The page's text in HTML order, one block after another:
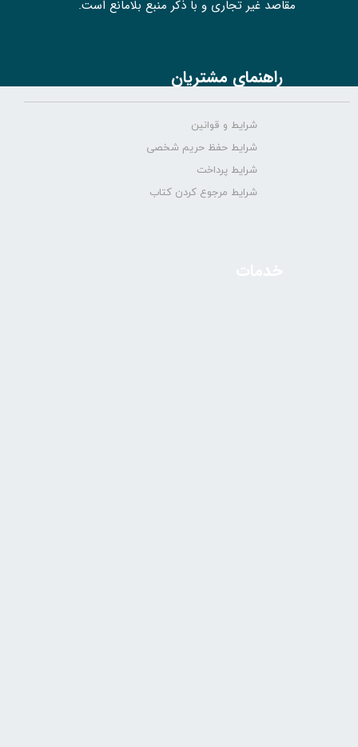
مقاصد غیر تجاری و با ذکر منبع بلامانع است.
راهنمای مشتریان
شرایط و قوانین
شرایط حفظ حریم شخصی
شرایط پرداخت
شرایط مرجوع کردن کتاب